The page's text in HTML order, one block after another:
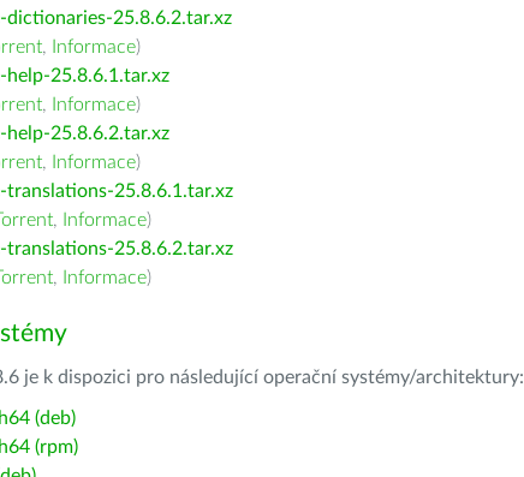
dictionaries-25.8.6.2.tar.xz
, Informace)
help-25.8.6.1.tar.xz
, Informace)
help-25.8.6.2.tar.xz
, Informace)
translations-25.8.6.1.tar.xz
, Informace)
translations-25.8.6.2.tar.xz
, Informace)
je k dispozici pro následující operační systémy/architektury:
(deb)
(rpm)